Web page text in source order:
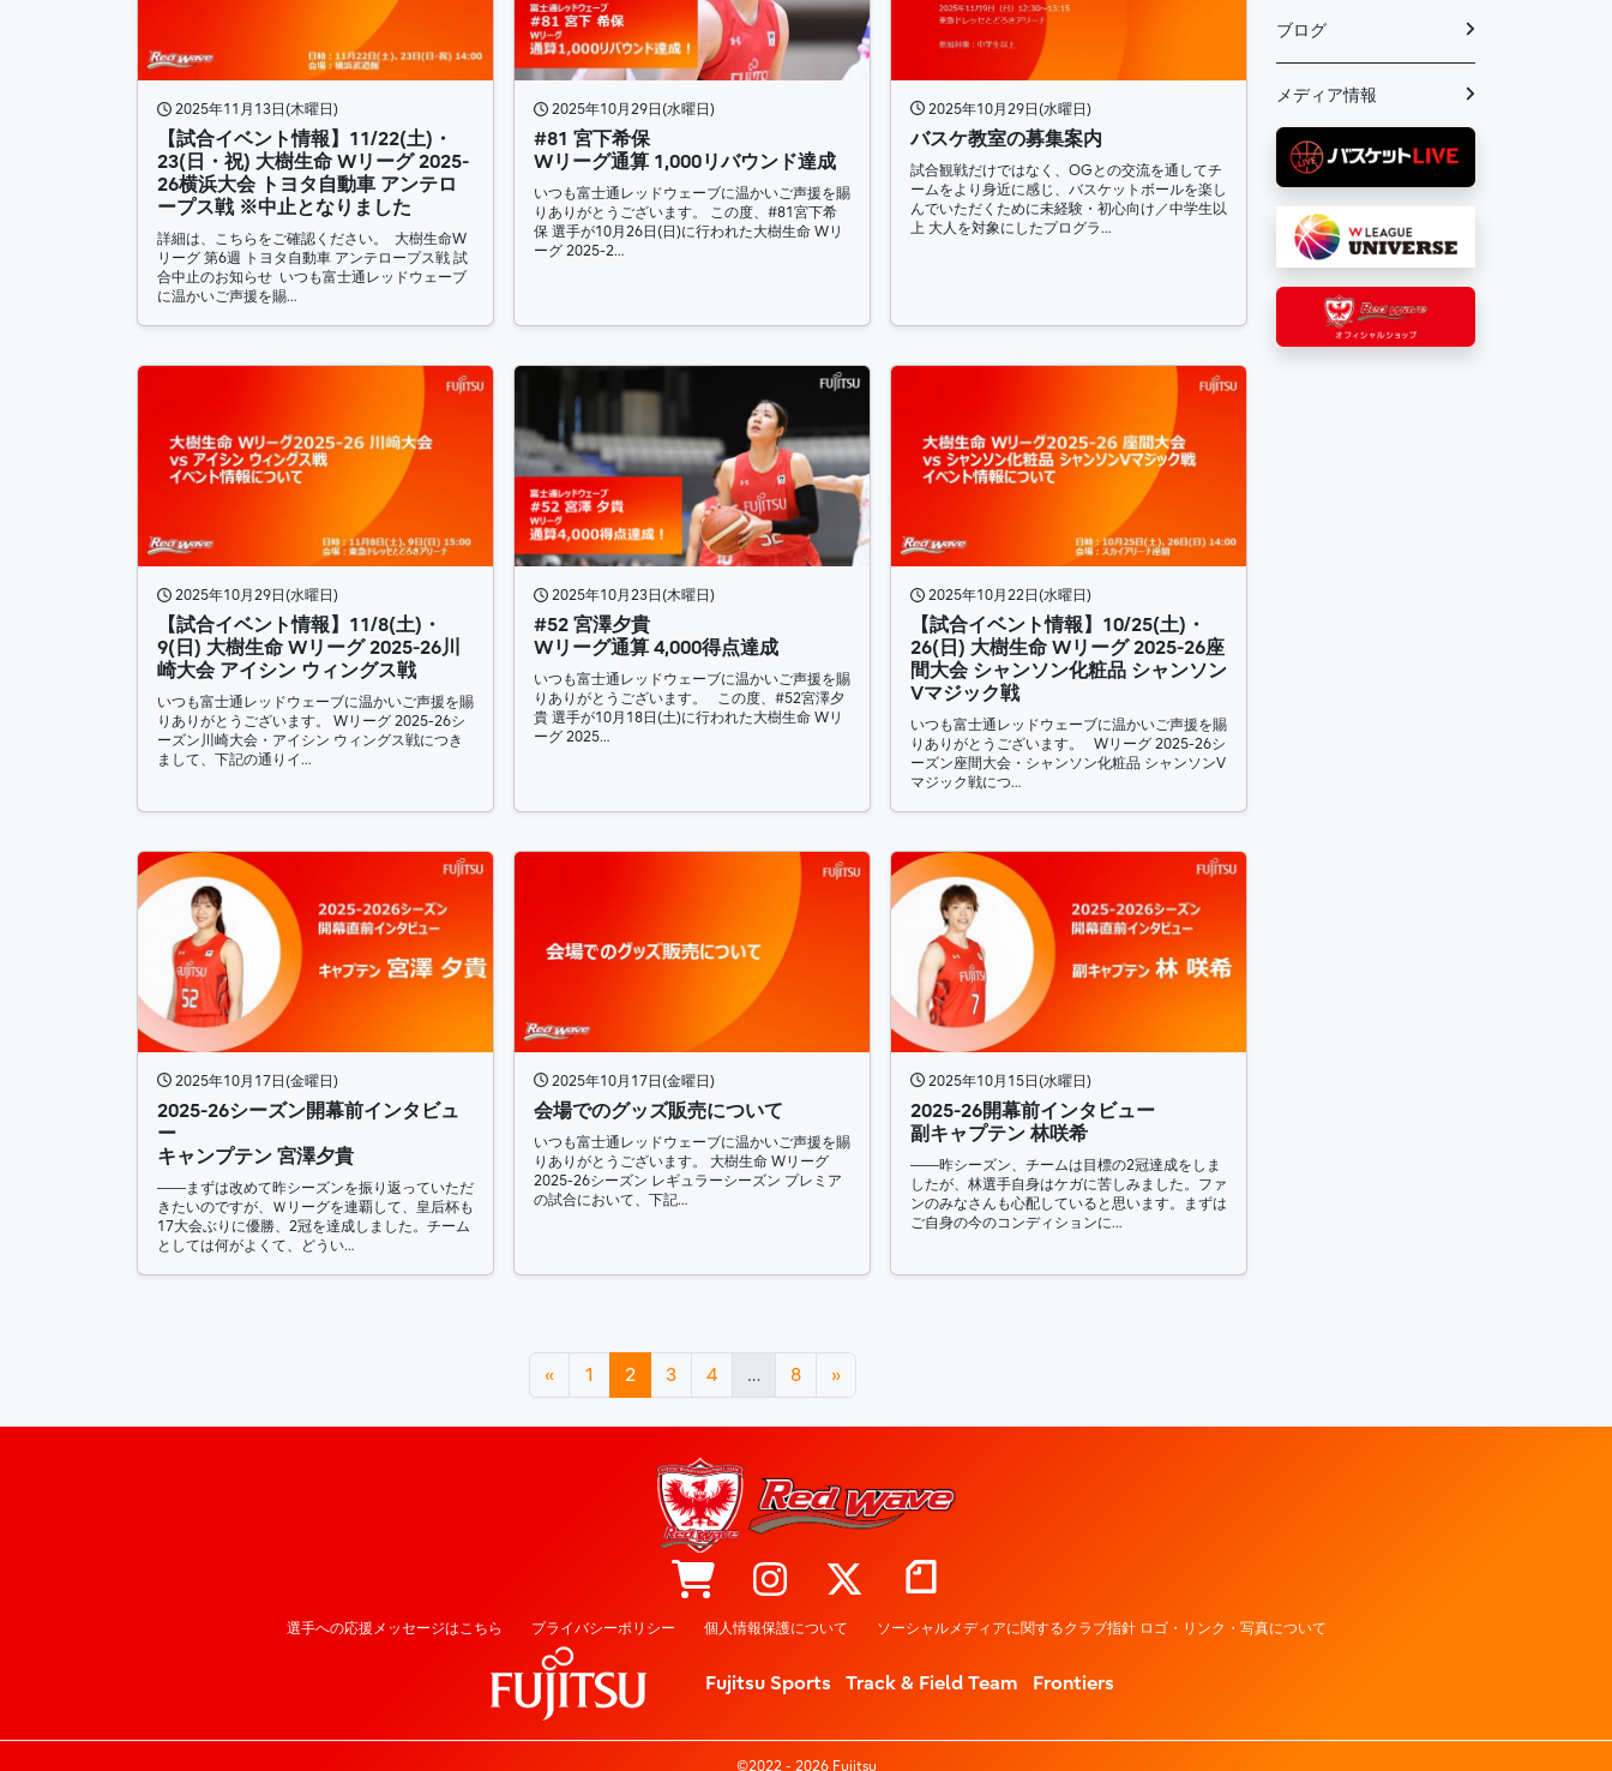
2025年11月13日(木曜日)
【試合イベント情報】11/22(土)・
23(日・祝) 大樹生命 Wリーグ 2025-
26横浜大会 トヨタ自動車 アンテロ
ープス戦 ※中止となりました
詳細は、こちらをご確認ください。 大樹生命W
リーグ 第6週 トヨタ自動車 アンテロープス戦 試
合中止のお知らせ いつも富士通レッドウェーブ
に温かいご声援を賜…
2025年10月29日(水曜日)
#81 宮下希保
Wリーグ通算 1,000リバウンド達成
いつも富士通レッドウェーブに温かいご声援を賜
りありがとうございます。 この度、#81宮下希
保 選手が10月26日(日)に行われた大樹生命 Wリ
ーグ 2025-2…
2025年10月29日(水曜日)
バスケ教室の募集案内
試合観戦だけではなく、OGとの交流を通してチ
ームをより身近に感じ、バスケットボールを楽し
んでいただくために未経験・初心向け／中学生以
上 大人を対象にしたプログラ…
2025年10月29日(水曜日)
【試合イベント情報】11/8(土)・
9(日) 大樹生命 Wリーグ 2025-26川
崎大会 アイシン ウィングス戦
いつも富士通レッドウェーブに温かいご声援を賜
りありがとうございます。 Wリーグ 2025-26シ
ーズン川崎大会・アイシン ウィングス戦につき
まして、下記の通りイ…
2025年10月23日(木曜日)
#52 宮澤夕貴
Wリーグ通算 4,000得点達成
いつも富士通レッドウェーブに温かいご声援を賜
りありがとうございます。 この度、#52宮澤夕
貴 選手が10月18日(土)に行われた大樹生命 Wリ
ーグ 2025…
2025年10月22日(水曜日)
【試合イベント情報】10/25(土)・
26(日) 大樹生命 Wリーグ 2025-26座
間大会 シャンソン化粧品 シャンソン
Vマジック戦
いつも富士通レッドウェーブに温かいご声援を賜
りありがとうございます。 Wリーグ 2025-26シ
ーズン座間大会・シャンソン化粧品 シャンソンV
マジック戦につ…
2025年10月17日(金曜日)
2025-26シーズン開幕前インタビュ
ー
キャンプテン 宮澤夕貴
――まずは改めて昨シーズンを振り返っていただ
きたいのですが、Ｗリーグを連覇して、皇后杯も
17大会ぶりに優勝、2冠を達成しました。チーム
としては何がよくて、どうい…
2025年10月17日(金曜日)
会場でのグッズ販売について
いつも富士通レッドウェーブに温かいご声援を賜
りありがとうございます。 大樹生命 Wリーグ
2025-26シーズン レギュラーシーズン プレミア
の試合において、下記…
2025年10月15日(水曜日)
2025-26開幕前インタビュー
副キャプテン 林咲希
――昨シーズン、チームは目標の2冠達成をしま
したが、林選手自身はケガに苦しみました。ファ
ンのみなさんも心配していると思います。まずは
ご自身の今のコンディションに…
« 1 2 3 4 … 8 »
ブログ
メディア情報
選手への応援メッセージはこちら プライバシーポリシー 個人情報保護について ソーシャルメディアに関するクラブ指針 ロゴ・リンク・写真について
Fujitsu Sports Track & Field Team Frontiers
©2022 - 2026 Fujitsu